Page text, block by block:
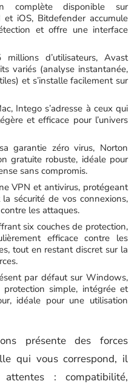
complète disponible sur
iOS, Bitdefender accumule
et offre une interface
d’utilisateurs, Avast
variés (analyse instantanée,
et s’installe facilement sur
Intego s’adresse à ceux qui
et efficace pour l’univers
garantie zéro virus, Norton
gratuite robuste, idéale pour
sans compromis.
VPN et antivirus, protégeant
sécurité de vos connexions,
les attaques.
six couches de protection,
efficace contre les
tout en restant discret sur la
par défaut sur Windows,
simple, intégrée et
idéale pour une utilisation
présente des forces
qui vous correspond, il
: compatibilité,